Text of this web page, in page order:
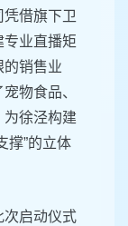
借旗下卫
业直播矩
的销售业
物食品、
为徐泾构建
撑”的立体
次启动仪式